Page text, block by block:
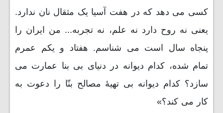
کسی می دهد که در هفت آسیا یک مثقال نان ندارد.
یعنی نه روح دارد نه علم، نه تجربه... من ایران را
پنجاه سال است می شناسم. هفتاد و یکم عمرم
تمام شده، کدام دیوانه در دنیای بی بنا عمارت می
سازد؟ کدام دیوانه بی تهیۀ مصالح بنّا را دعوت به
کار می کند؟»